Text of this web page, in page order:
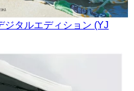
ジタルエディション (YJ